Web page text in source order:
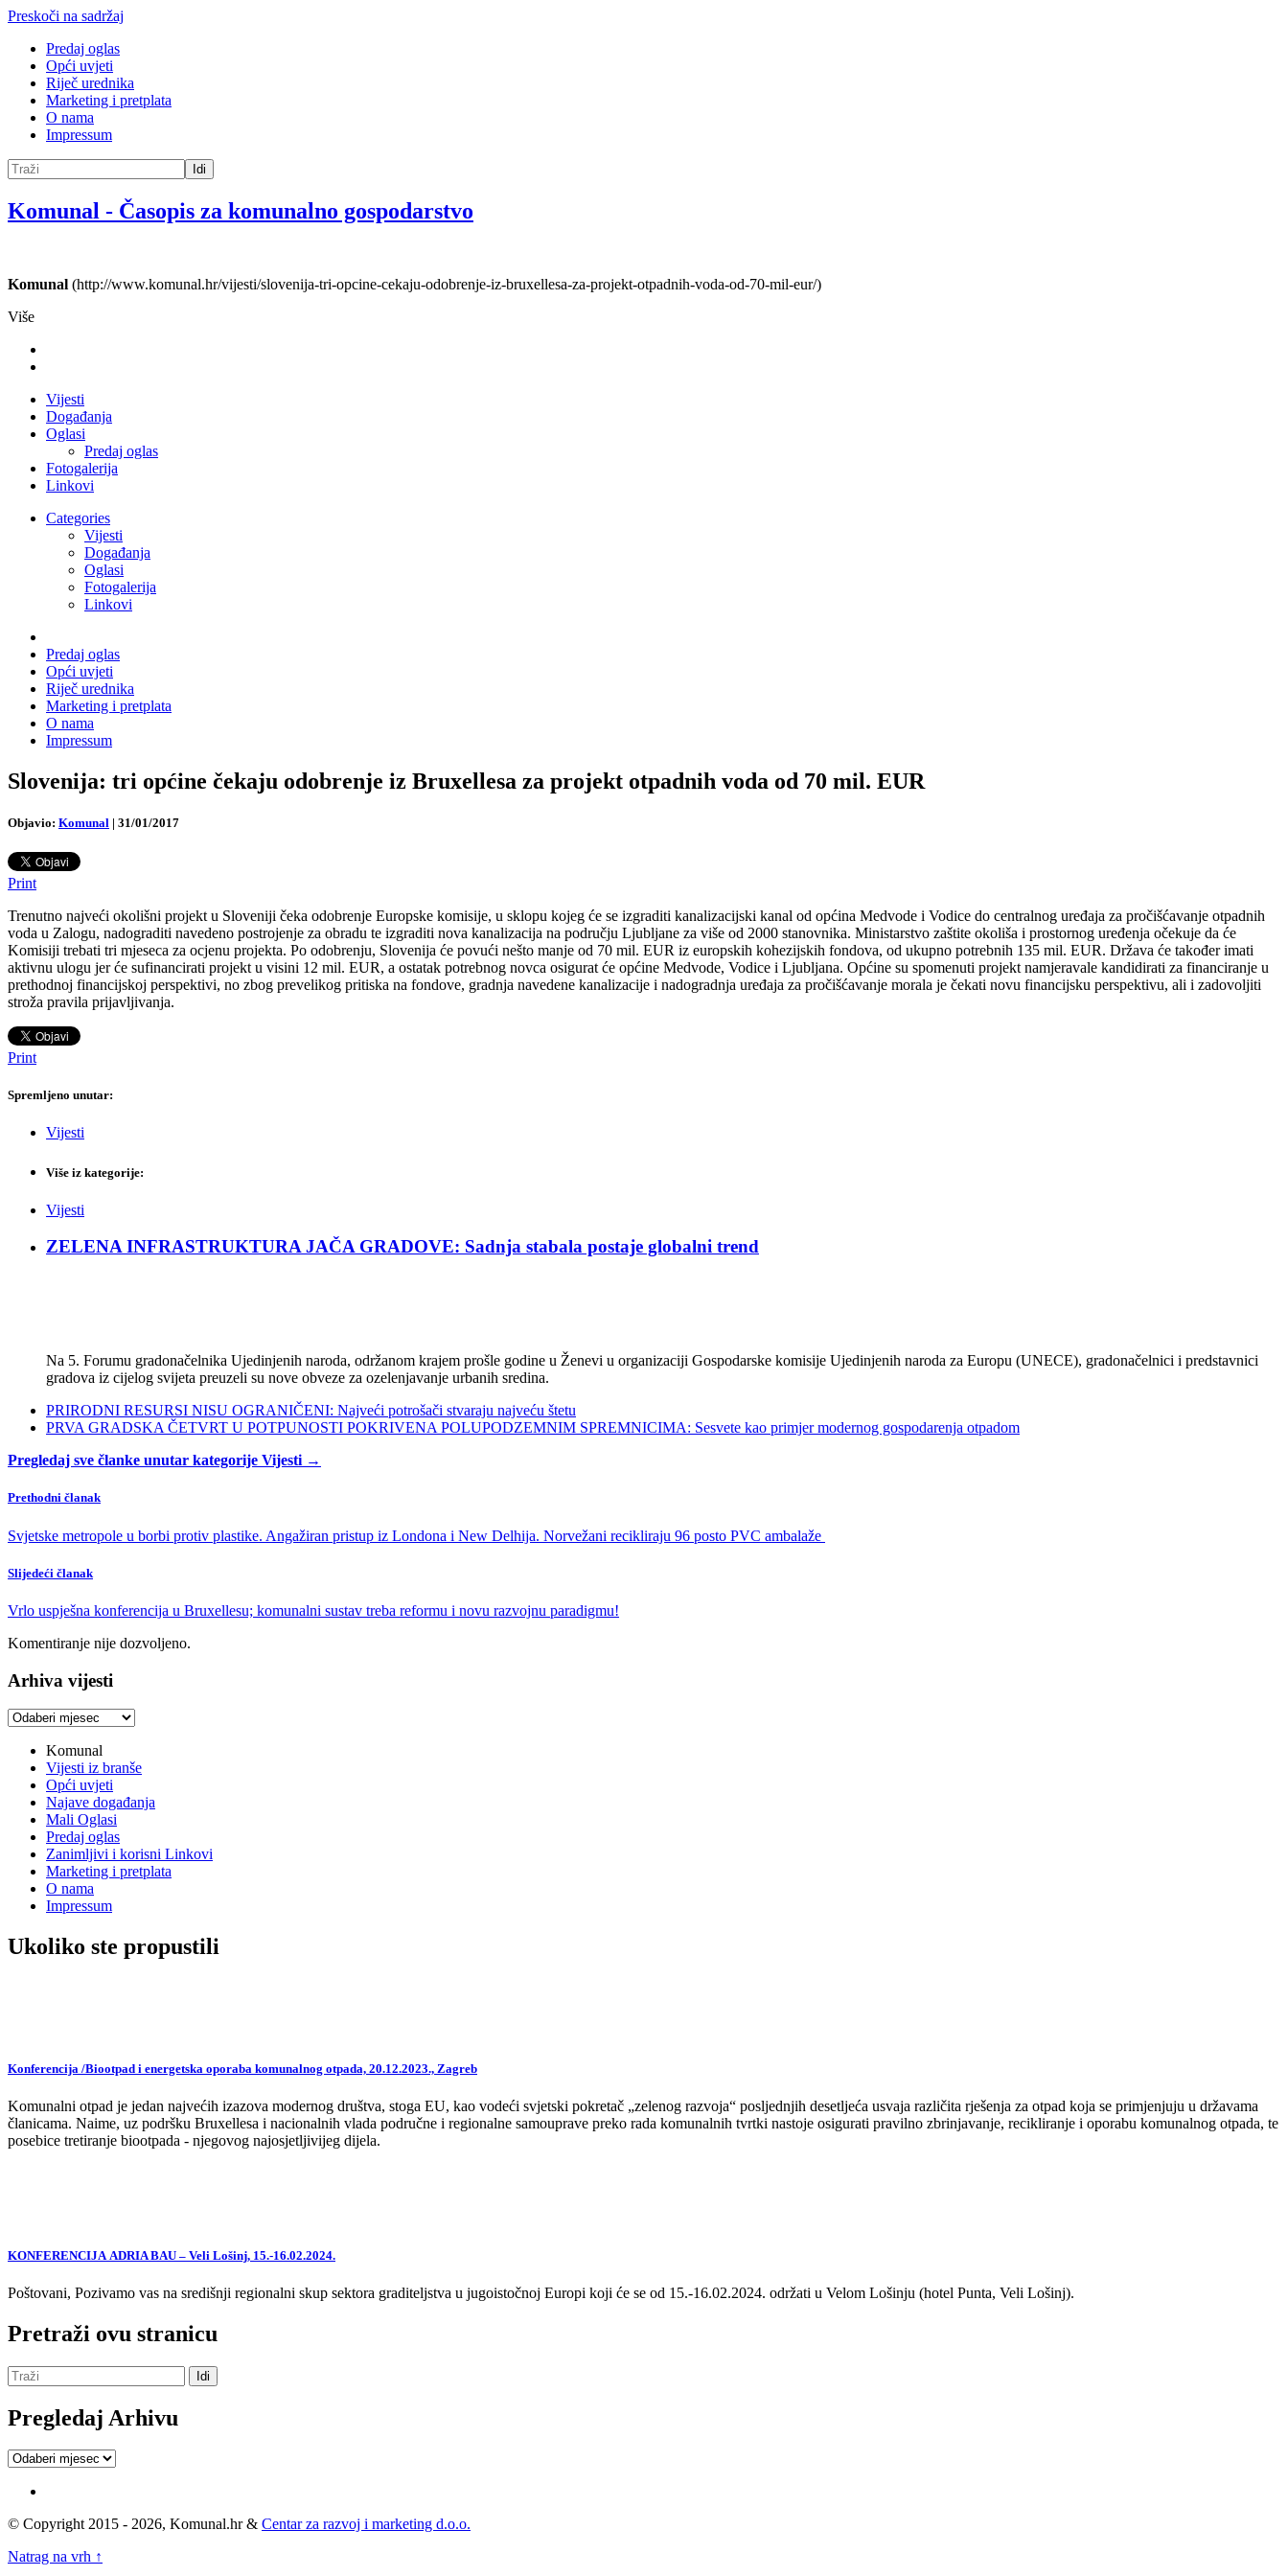
Preskoči na sadržaj
Predaj oglas
Opći uvjeti
Riječ urednika
Marketing i pretplata
O nama
Impressum
Idi
Komunal - Časopis za komunalno gospodarstvo
Komunal (http://www.komunal.hr/vijesti/slovenija-tri-opcine-cekaju-odobrenje-iz-bruxellesa-za-projekt-otpadnih-voda-od-70-mil-eur/)
Više
Vijesti
Događanja
Oglasi
Predaj oglas
Fotogalerija
Linkovi
Categories
Vijesti
Događanja
Oglasi
Fotogalerija
Linkovi
Predaj oglas
Opći uvjeti
Riječ urednika
Marketing i pretplata
O nama
Impressum
Slovenija: tri općine čekaju odobrenje iz Bruxellesa za projekt otpadnih voda od 70 mil. EUR
Objavio: Komunal | 31/01/2017
Print
Trenutno najveći okolišni projekt u Sloveniji čeka odobrenje Europske komisije, u sklopu kojeg će se izgraditi kanalizacijski kanal od općina Medvode i Vodice do centralnog uređaja za pročišćavanje otpadnih
voda u Zalogu, nadograditi navedeno postrojenje za obradu te izgraditi nova kanalizacija na području Ljubljane za više od 2000 stanovnika. Ministarstvo zaštite okoliša i prostornog uređenja očekuje da će
Komisiji trebati tri mjeseca za ocjenu projekta. Po odobrenju, Slovenija će povući nešto manje od 70 mil. EUR iz europskih kohezijskih fondova, od ukupno potrebnih 135 mil. EUR. Država će također imati
aktivnu ulogu jer će sufinancirati projekt u visini 12 mil. EUR, a ostatak potrebnog novca osigurat će općine Medvode, Vodice i Ljubljana. Općine su spomenuti projekt namjeravale kandidirati za financiranje u
prethodnoj financijskoj perspektivi, no zbog prevelikog pritiska na fondove, gradnja navedene kanalizacije i nadogradnja uređaja za pročišćavanje morala je čekati novu financijsku perspektivu, ali i zadovoljiti
stroža pravila prijavljivanja.
Print
Spremljeno unutar:
Vijesti
Više iz kategorije:
Vijesti
ZELENA INFRASTRUKTURA JAČA GRADOVE: Sadnja stabala postaje globalni trend
Na 5. Forumu gradonačelnika Ujedinjenih naroda, održanom krajem prošle godine u Ženevi u organizaciji Gospodarske komisije Ujedinjenih naroda za Europu (UNECE), gradonačelnici i predstavnici
gradova iz cijelog svijeta preuzeli su nove obveze za ozelenjavanje urbanih sredina.
PRIRODNI RESURSI NISU OGRANIČENI: Najveći potrošači stvaraju najveću štetu
PRVA GRADSKA ČETVRT U POTPUNOSTI POKRIVENA POLUPODZEMNIM SPREMNICIMA: Sesvete kao primjer modernog gospodarenja otpadom
Pregledaj sve članke unutar kategorije Vijesti →
Prethodni članak
Svjetske metropole u borbi protiv plastike. Angažiran pristup iz Londona i New Delhija. Norvežani recikliraju 96 posto PVC ambalaže
Slijedeći članak
Vrlo uspješna konferencija u Bruxellesu; komunalni sustav treba reformu i novu razvojnu paradigmu!
Komentiranje nije dozvoljeno.
Arhiva vijesti
Arhiva
Komunal
Vijesti iz branše
Opći uvjeti
Najave događanja
Mali Oglasi
Predaj oglas
Zanimljivi i korisni Linkovi
Marketing i pretplata
O nama
Impressum
Ukoliko ste propustili
Konferencija /Biootpad i energetska oporaba komunalnog otpada, 20.12.2023., Zagreb
Komunalni otpad je jedan najvećih izazova modernog društva, stoga EU, kao vodeći svjetski pokretač „zelenog razvoja“ posljednjih desetljeća usvaja različita rješenja za otpad koja se primjenjuju u državama
članicama. Naime, uz podršku Bruxellesa i nacionalnih vlada područne i regionalne samouprave preko rada komunalnih tvrtki nastoje osigurati pravilno zbrinjavanje, recikliranje i oporabu komunalnog otpada, te
posebice tretiranje biootpada - njegovog najosjetljivijeg dijela.
KONFERENCIJA ADRIA BAU – Veli Lošinj, 15.-16.02.2024.
Poštovani, Pozivamo vas na središnji regionalni skup sektora graditeljstva u jugoistočnoj Europi koji će se od 15.-16.02.2024. održati u Velom Lošinju (hotel Punta, Veli Lošinj).
Pretraži ovu stranicu
Pregledaj Arhivu
Pregledaj
© Copyright 2015 - 2026, Komunal.hr & Centar za razvoj i marketing d.o.o.
Natrag na vrh ↑